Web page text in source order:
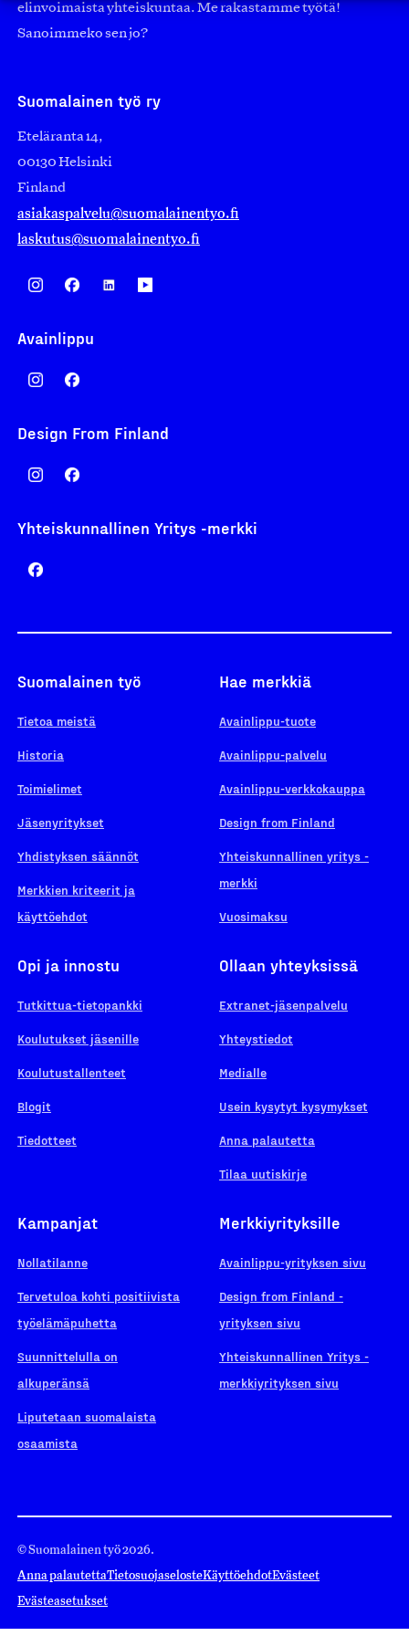
elinvoimaista yhteiskuntaa. Me rakastamme työtä!
Sanoimmeko sen jo?
Suomalainen työ ry
Eteläranta 14,
00130 Helsinki
Finland
asiakaspalvelu@suomalainentyo.fi
laskutus@suomalainentyo.fi
Avainlippu
Design From Finland
Yhteiskunnallinen Yritys -merkki
Suomalainen työ
Tietoa meistä
Historia
Toimielimet
Jäsenyritykset
Yhdistyksen säännöt
Merkkien kriteerit ja
käyttöehdot
Hae merkkiä
Avainlippu-tuote
Avainlippu-palvelu
Avainlippu-verkkokauppa
Design from Finland
Yhteiskunnallinen yritys -
merkki
Vuosimaksu
Opi ja innostu
Tutkittua-tietopankki
Koulutukset jäsenille
Koulutustallenteet
Blogit
Tiedotteet
Ollaan yhteyksissä
Extranet-jäsenpalvelu
Yhteystiedot
Medialle
Usein kysytyt kysymykset
Anna palautetta
Tilaa uutiskirje
Kampanjat
Nollatilanne
Tervetuloa kohti positiivista
työelämäpuhetta
Suunnittelulla on
alkuperänsä
Liputetaan suomalaista
osaamista
Merkkiyrityksille
Avainlippu-yrityksen sivu
Design from Finland -
yrityksen sivu
Yhteiskunnallinen Yritys -
merkkiyrityksen sivu
© Suomalainen työ 2026.
Anna palautettaTietosuojaselosteKäyttöehdotEvästeet
Evästeasetukset